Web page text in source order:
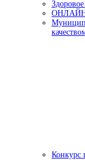
Конкурс